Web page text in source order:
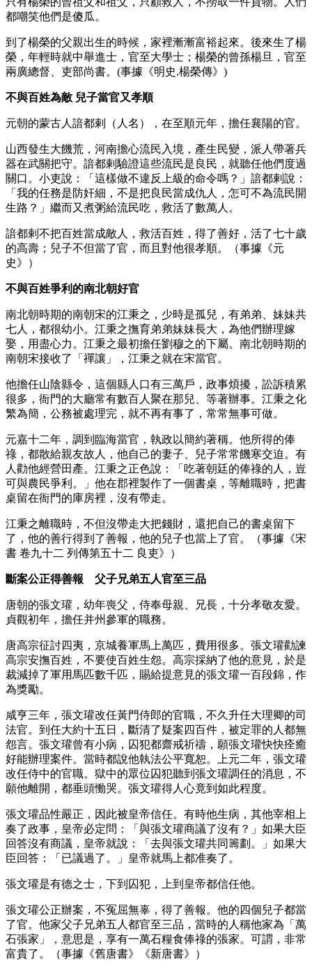
都嘲笑他們是傻瓜。
到了楊榮的父親出生的時候，家裡漸漸富裕起來。後來生了楊
榮，年輕時就中舉進士，官至大學士；楊榮的曾孫楊旦，官至
兩廣總督、吏部尚書。(事據《明史.楊榮傳》)
不與百姓為敵 兒子當官又孝順
元朝的蒙古人諳都剌（人名），在至順元年，擔任襄陽的官。
山西發生大饑荒，河南擔心流民入境，產生民變，派人帶著兵
器在武關把守。諳都剌驗證這些流民是良民，就聽任他們度過
關口。小吏說：「這樣做不違反上級的命令嗎？」諳都剌說：
「我的任務是防奸細，不是把良民當成仇人，怎可不為流民開
生路？」繼而又煮粥給流民吃，救活了數萬人。
諳都剌不把百姓當成敵人，救活百姓，得了善好，活了七十歲
的高壽；兒子不但當了官，而且對他很孝順。（事據《元
史》）
不與百姓爭利的南北朝好官
南北朝時期的南朝宋的江秉之，少時是孤兒，有弟弟、妹妹共
七人，都很幼小。江秉之撫育弟弟妹妹長大，為他們辦理嫁
娶，用盡心力。江秉之最初擔任劉穆之的下屬。南北朝時期的
南朝宋接收了「禪讓」，江秉之就在宋當官。
他擔任山陰縣令，這個縣人口有三萬戶，政事煩擾，訟訴積累
很多，衙門的大廳常有數百人聚在那兒、等著辦事。江秉之化
繁為簡，公務被處理完，就不再有事了，常常無事可做。
元嘉十二年，調到臨海當官，執政以簡約著稱。他所得的俸
祿，都散給親友故人，他自己的妻子、兒子常常饑寒交迫。有
人勸他經營田產。江秉之正色說：「吃著朝廷的俸祿的人，豈
可與農民爭利。」他在郡裡製作了一個書桌，等離職時，把書
桌留在衙門的庫房裡，沒有帶走。
江秉之離職時，不但沒帶走大把錢財，還把自己的書桌留下
了，他的善行得到了善報，他的兒子也當上了官。（事據《宋
書 卷九十二 列傳第五十二 良吏》）
斷案公正得善報 父子兄弟五人官至三品
唐朝的張文瓘，幼年喪父，侍奉母親、兄長，十分孝敬友愛。
貞觀初年，擔任并州參軍的職務。
唐高宗征討四夷，京城養軍馬上萬匹，費用很多。張文瓘勸諫
高宗安撫百姓，不要使百姓生怨。高宗採納了他的意見，於是
裁減掉了軍用馬匹數千匹，賜給提意見的張文瓘一百段錦，作
為獎勵。
咸亨三年，張文瓘改任黃門侍郎的官職，不久升任大理卿的司
法官。到任大約十五日，斷清了疑案四百件，被定罪的人都無
怨言。張文瓘曾有小病，囚犯都齋戒祈禱，願張文瓘快快痊癒
好能辦理案件。當時都說他執法公平寬恕。上元二年，張文瓘
改任侍中的官職。獄中的眾位囚犯聽到張文瓘調任的消息，不
願他離開，都垂頭慟哭。張文瓘得人心竟到如此程度。
張文瓘品性嚴正，因此被皇帝信任。有時他生病，其他宰相上
奏了政事，皇帝必定問：「與張文瓘商議了沒有？」如果大臣
回答沒有商議，皇帝就說：「去與張文瓘共同籌劃。」如果大
臣回答：「已議過了。」皇帝就馬上都准奏了。
張文瓘是有德之士，下到囚犯，上到皇帝都信任他。
張文瓘公正辦案，不冤屈無辜，得了善報。他的四個兒子都當
了官。他家父子兄弟五人都官至三品，當時的人稱他家為「萬
石張家」，意思是，享有一萬石糧食俸祿的張家。可謂，非常
富貴了。（事據《舊唐書》《新唐書》）